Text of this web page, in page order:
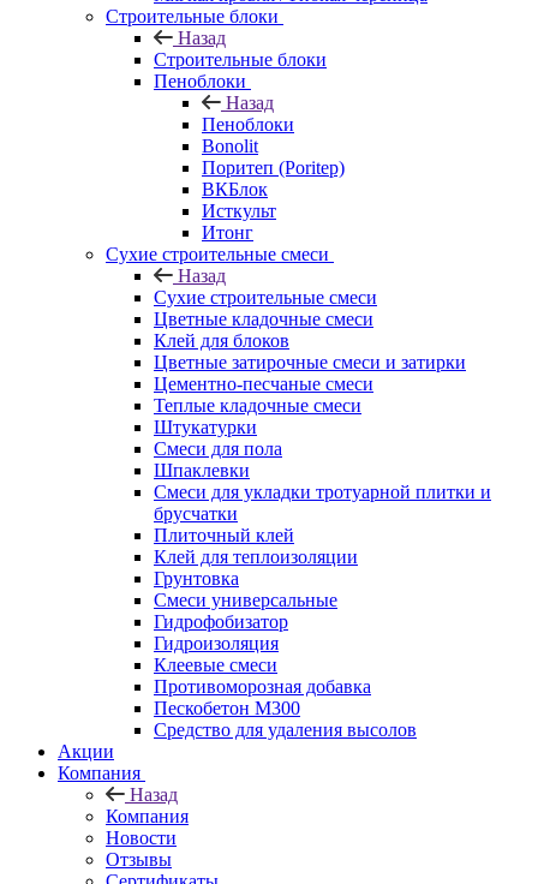
Строительные блоки
Назад
Строительные блоки
Пеноблоки
Назад
Пеноблоки
Bonolit
Поритеп (Poritep)
ВКБлок
Исткульт
Итонг
Сухие строительные смеси
Назад
Сухие строительные смеси
Цветные кладочные смеси
Клей для блоков
Цветные затирочные смеси и затирки
Цементно-песчаные смеси
Теплые кладочные смеси
Штукатурки
Смеси для пола
Шпаклевки
Смеси для укладки тротуарной плитки и
брусчатки
Плиточный клей
Клей для теплоизоляции
Грунтовка
Смеси универсальные
Гидрофобизатор
Гидроизоляция
Клеевые смеси
Противоморозная добавка
Пескобетон М300
Средство для удаления высолов
Акции
Компания
Назад
Компания
Новости
Отзывы